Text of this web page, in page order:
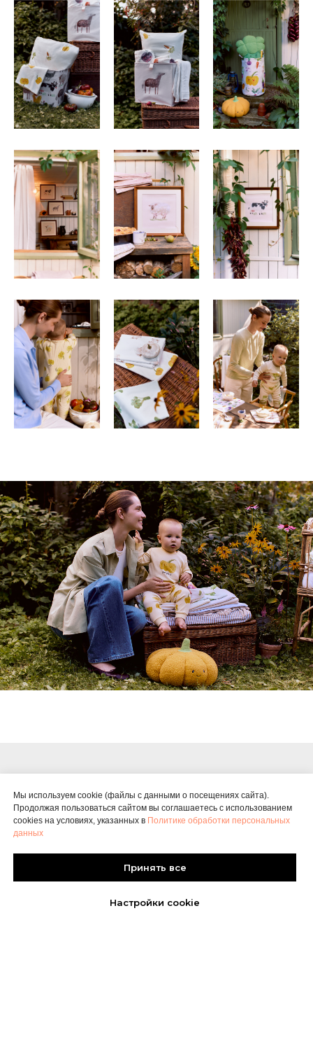
По вопросам сотрудничества и
коллабораций свяжитесь с нами:
E-mail:hello@katshelomanov.ru
Телефон:
+7 969 049 49 51
Мы используем cookie (файлы с данными о посещениях сайта).
Продолжая пользоваться сайтом вы соглашаетесь с использованием
cookies на условиях, указанных в Политике обработки персональных
данных
Принять все
Настройки cookie